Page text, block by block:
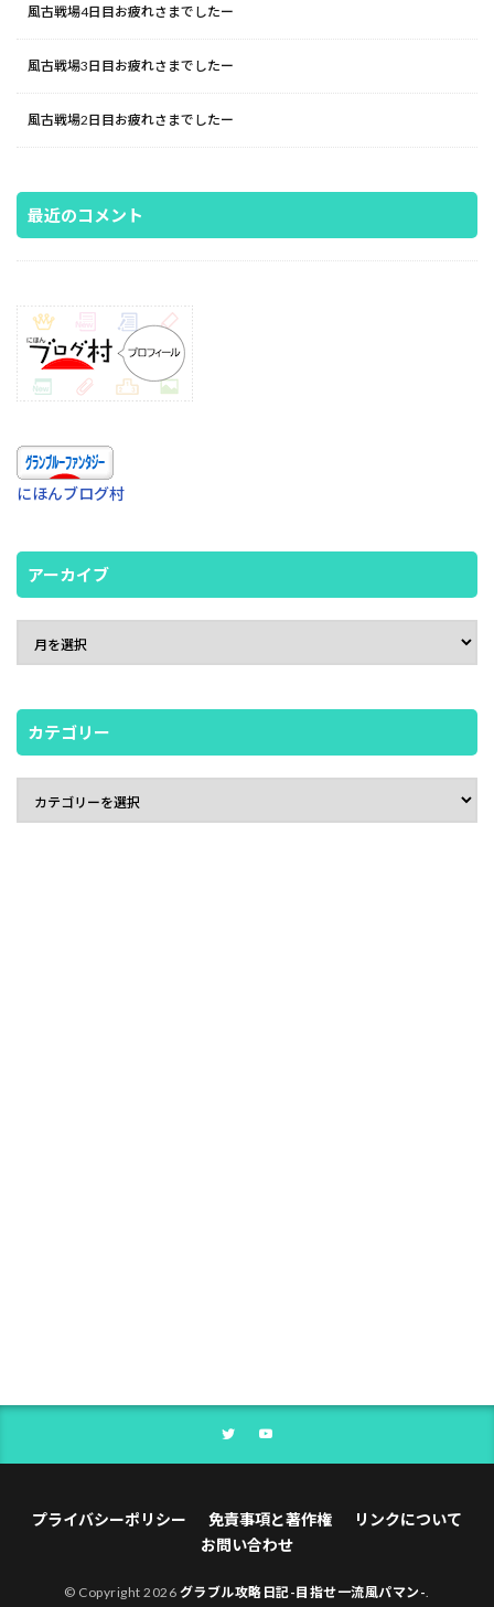
風古戦場4日目お疲れさまでしたー
風古戦場3日目お疲れさまでしたー
風古戦場2日目お疲れさまでしたー
最近のコメント
にほんブログ村
アーカイブ
カテゴリー
プライバシーポリシー 免責事項と著作権
リンクについて
お問い合わせ
© Copyright 2026 グラブル攻略日記-目指せ一流風パマン-.